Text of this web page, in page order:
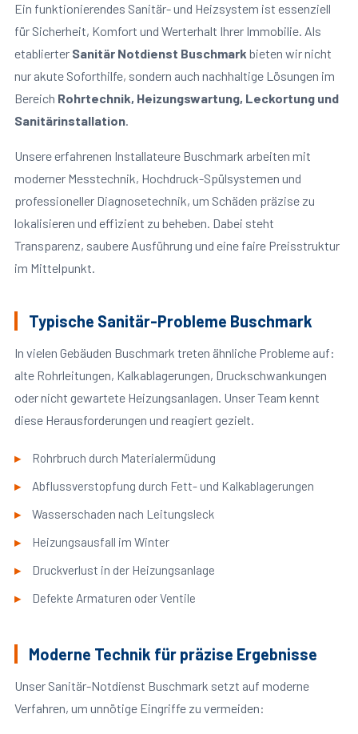
Ein funktionierendes Sanitär- und Heizsystem ist essenziell
für Sicherheit, Komfort und Werterhalt Ihrer Immobilie. Als
etablierter Sanitär Notdienst Buschmark bieten wir nicht
nur akute Soforthilfe, sondern auch nachhaltige Lösungen im
Bereich Rohrtechnik, Heizungswartung, Leckortung und
Sanitärinstallation.
Unsere erfahrenen Installateure Buschmark arbeiten mit
moderner Messtechnik, Hochdruck-Spülsystemen und
professioneller Diagnosetechnik, um Schäden präzise zu
lokalisieren und effizient zu beheben. Dabei steht
Transparenz, saubere Ausführung und eine faire Preisstruktur
im Mittelpunkt.
Typische Sanitär-Probleme Buschmark
In vielen Gebäuden Buschmark treten ähnliche Probleme auf:
alte Rohrleitungen, Kalkablagerungen, Druckschwankungen
oder nicht gewartete Heizungsanlagen. Unser Team kennt
diese Herausforderungen und reagiert gezielt.
Rohrbruch durch Materialermüdung
Abflussverstopfung durch Fett- und Kalkablagerungen
Wasserschaden nach Leitungsleck
Heizungsausfall im Winter
Druckverlust in der Heizungsanlage
Defekte Armaturen oder Ventile
Moderne Technik für präzise Ergebnisse
Unser Sanitär-Notdienst Buschmark setzt auf moderne
Verfahren, um unnötige Eingriffe zu vermeiden: